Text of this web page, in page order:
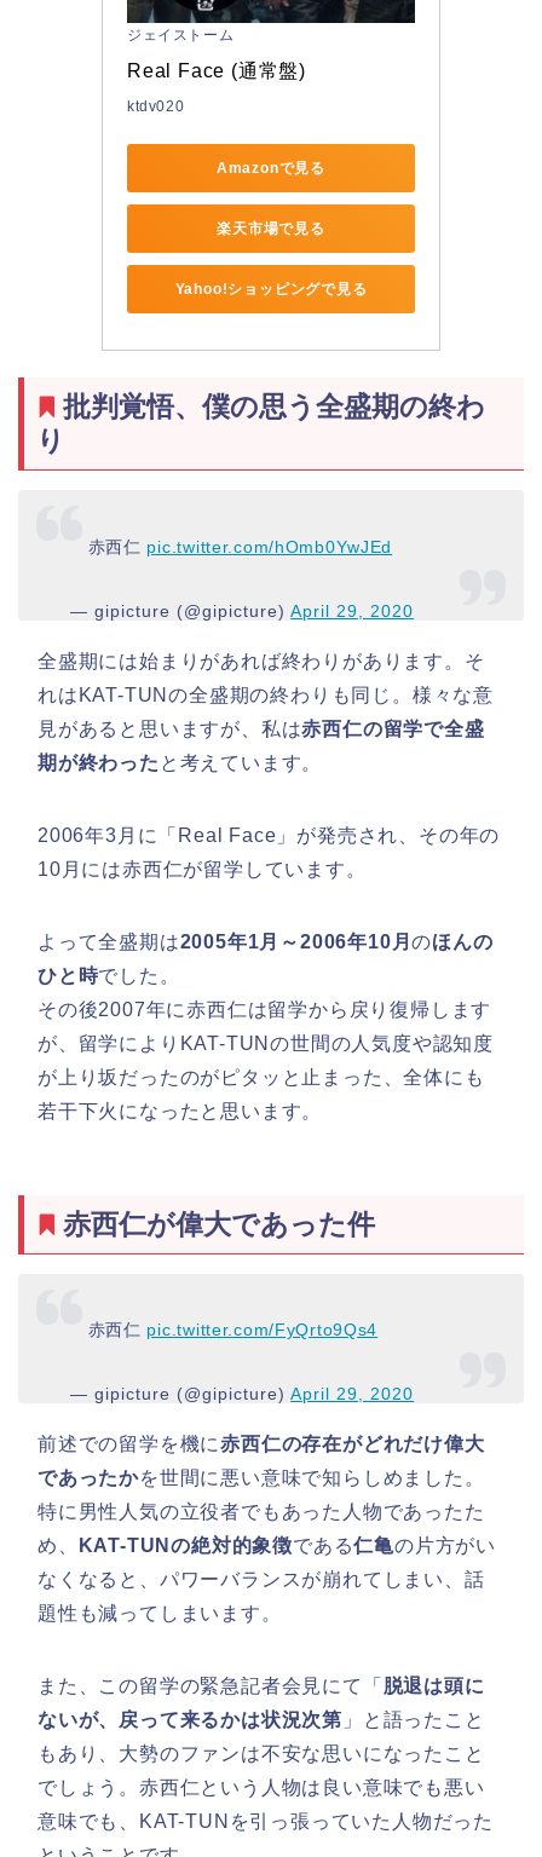
ジェイストーム
Real Face (通常盤)
ktdv020
Amazonで見る
楽天市場で見る
Yahoo!ショッピングで見る
批判覚悟、僕の思う全盛期の終わ
り
赤西仁 pic.twitter.com/hOmb0YwJEd
— gipicture (@gipicture)April 29, 2020
全盛期には始まりがあれば終わりがあります。そ
れはKAT-TUNの全盛期の終わりも同じ。様々な意
見があると思いますが、私は赤西仁の留学で全盛
期が終わった と考えています。
2006年3月に「Real Face」が発売され、その年の
10月には赤西仁が留学しています。
よって全盛期は2005年1月～2006年10月のほんの
ひと時でした。
その後2007年に赤西仁は留学から戻り復帰します
が、留学によりKAT-TUNの世間の人気度や認知度
が上り坂だったのがピタッと止まった、全体にも
若干下火になったと思います。
赤西仁が偉大であった件
赤西仁 pic.twitter.com/FyQrto9Qs4
— gipicture (@gipicture)April 29, 2020
前述での留学を機に赤西仁の存在がどれだけ偉大
であったかを世間に悪い意味で知らしめました。
特に男性人気の立役者でもあった人物であったた
め、
KAT-TUNの絶対的象徴である仁亀の片方がい
なくなると、パワーバランスが崩れてしまい、話
題性も減ってしまいます。
また、この留学の緊急記者会見にて「 脱退は頭に
ないが、戻って来るかは状況次第 」と語ったこと
もあり、大勢のファンは不安な思いになったこと
でしょう。赤西仁という人物は良い意味でも悪い
意味でも、KAT-TUNを引っ張っていた人物だった